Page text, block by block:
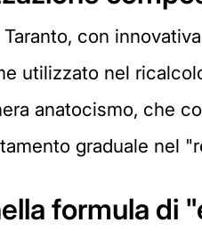
con
utilizzato nel
anatocismo, che
graduale nel
formula di